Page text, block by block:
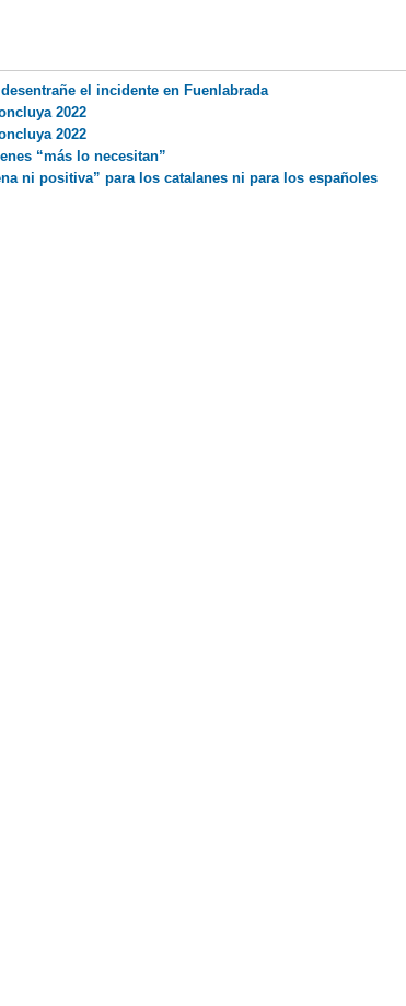
el incidente en Fuenlabrada
2022
2022
“más lo necesitan”
ni positiva” para los catalanes ni para los españoles